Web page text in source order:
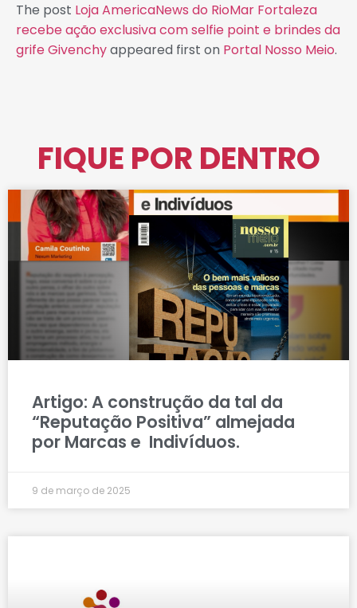
The post Loja AmericaNews do RioMar Fortaleza
recebe ação exclusiva com selfie point e brindes da
grife Givenchyappeared first on Portal Nosso Meio.
FIQUE POR DENTRO
Artigo: A construção da tal da
“Reputação Positiva” almejada
por Marcas e Indivíduos.
9 de março de 2025